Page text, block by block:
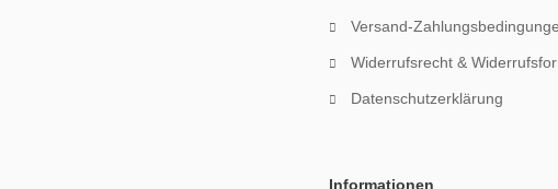
Versand-
Widerrufsrecht &
Datenschutzerklärung
Informationen